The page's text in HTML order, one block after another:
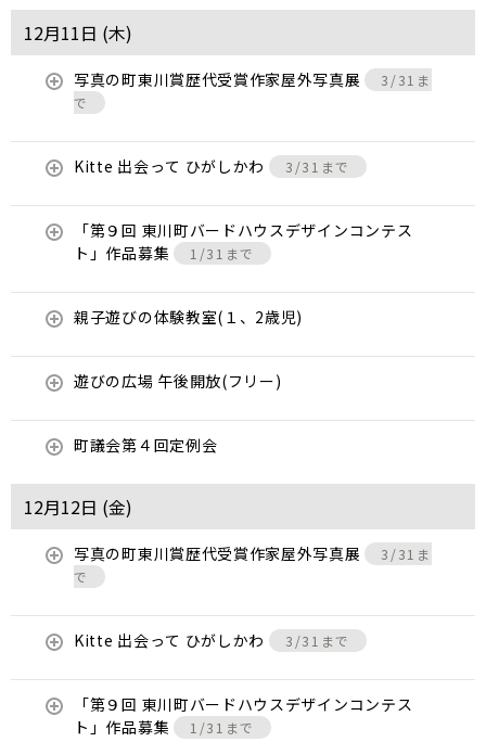
12月11日 (木)
写真の町東川賞歴代受賞作家屋外写真展
3/31ま
で
Kitte 出会って ひがしかわ 3/31まで
「第９回 東川町バードハウスデザインコンテス
ト」作品募集
1/31まで
親子遊びの体験教室(１、2歳児)
遊びの広場 午後開放(フリー)
町議会第４回定例会
12月12日 (金)
写真の町東川賞歴代受賞作家屋外写真展
3/31ま
で
Kitte 出会って ひがしかわ 3/31まで
「第９回 東川町バードハウスデザインコンテス
ト」作品募集
1/31まで